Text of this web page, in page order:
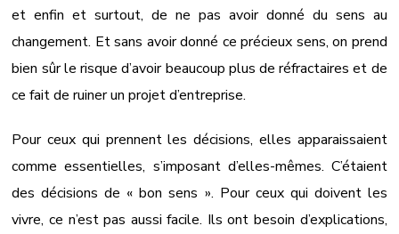
et enfin et surtout, de ne pas avoir donné du sens au
changement. Et sans avoir donné ce précieux sens, on prend
bien sûr le risque d’avoir beaucoup plus de réfractaires et de
ce fait de ruiner un projet d’entreprise.
Pour ceux qui prennent les décisions, elles apparaissaient
comme essentielles, s’imposant d’elles-mêmes. C’étaient
des décisions de « bon sens ». Pour ceux qui doivent les
vivre, ce n’est pas aussi facile. Ils ont besoin d’explications,